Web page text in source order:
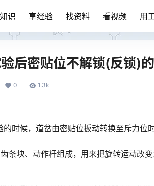
识 享经验 找资料 看视频 用
后密贴位不解锁(反锁)
0 1.3k
时候，道岔由密贴位扳动转换至斥力位
条块、动作杆组成，用来把旋转运动改